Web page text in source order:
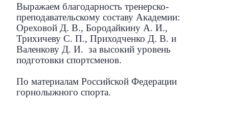
Выражаем благодарность тренерско-
преподавательскому составу Академии:
Ореховой Д. В., Бородайкину А. И.,
Трихичеву С. П., Приходченко Д. В. и
Валенкову Д. И. за высокий уровень
подготовки спортсменов.
По материалам Российской Федерации
горнолыжного спорта.